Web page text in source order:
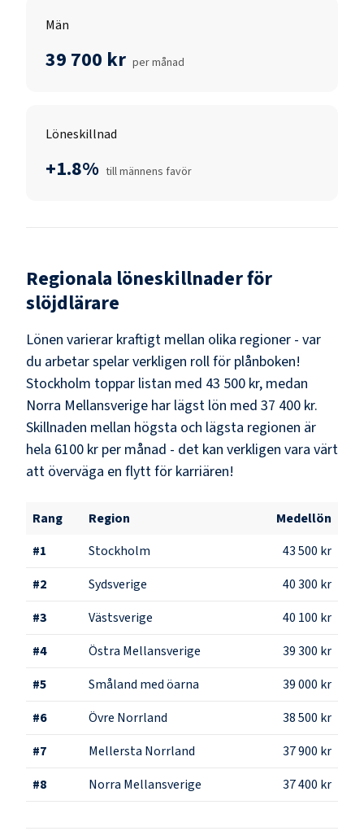
Män
39 700 kr per månad
Löneskillnad
+1.8% till männens favör
Regionala löneskillnader för
slöjdlärare
Lönen varierar kraftigt mellan olika regioner - var
du arbetar spelar verkligen roll för plånboken!
Stockholm toppar listan med 43 500 kr, medan
Norra Mellansverige har lägst lön med 37 400 kr.
Skillnaden mellan högsta och lägsta regionen är
hela 6100 kr per månad - det kan verkligen vara värt
att överväga en flytt för karriären!
Rang Region
Medellön
#1 Stockholm
43 500 kr
#2 Sydsverige
40 300 kr
#3 Västsverige
40 100 kr
#4 Östra Mellansverige
39 300 kr
#5 Småland med öarna
39 000 kr
#6 Övre Norrland
38 500 kr
#7 Mellersta Norrland
37 900 kr
#8 Norra Mellansverige 37 400 kr